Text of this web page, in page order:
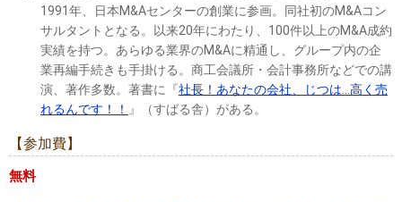
1991年、日本M&Aセンターの創業に参画。同社初のM&Aコン
サルタントとなる。以来20年にわたり、100件以上のM&A成約
実績を持つ。あらゆる業界のM&Aに精通し、グループ内の企
業再編手続きも手掛ける。商工会議所・会計事務所などでの講
演、著作多数。著書に『社長！あなたの会社、じつは…高く売
れるんです！！ 』（すばる舎）がある。
【参加費】
無料